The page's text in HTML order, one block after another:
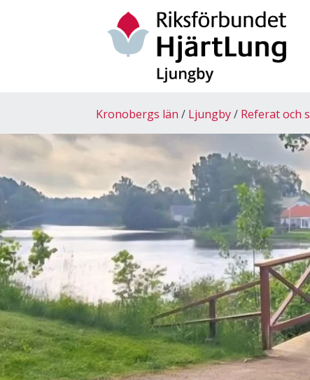
Kronobergs län Ljungby Referat och